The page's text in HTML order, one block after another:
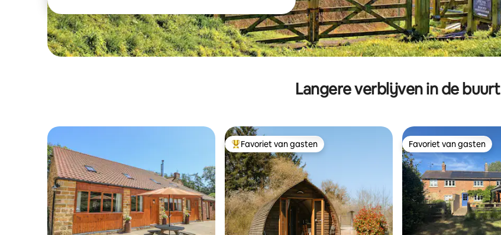
Langere verblijven in de buurt
Topfavoriet van gasten
Favoriet van gasten Favoriet van gasten
Favoriet van gasten